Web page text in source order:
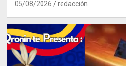
05/08/2026 redacción